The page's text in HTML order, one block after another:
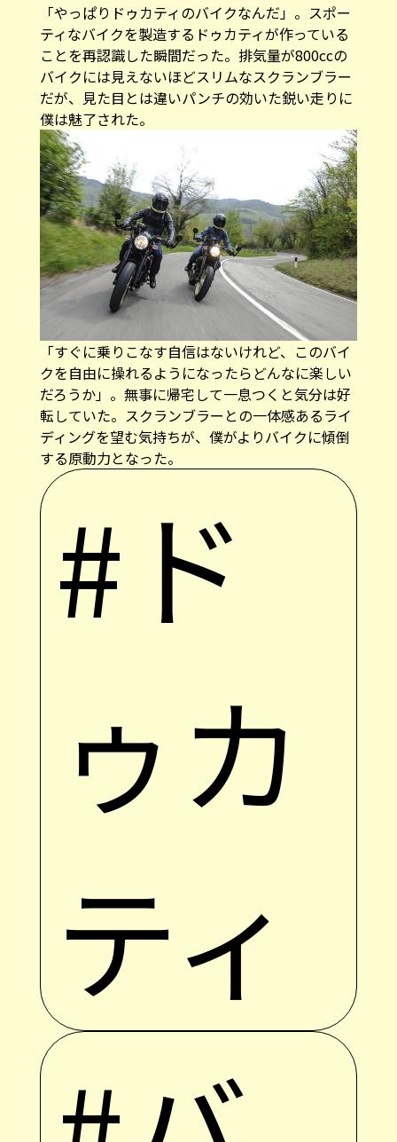
「やっぱりドゥカティのバイクなんだ」。スポー
ティなバイクを製造するドゥカティが作っている
ことを再認識した瞬間だった。排気量が800ccの
バイクには見えないほどスリムなスクランブラー
だが、見た目とは違いパンチの効いた鋭い走りに
僕は魅了された。
「すぐに乗りこなす自信はないけれど、このバイ
クを自由に操れるようになったらどんなに楽しい
だろうか」。無事に帰宅して一息つくと気分は好
転していた。スクランブラーとの一体感あるライ
ディングを望む気持ちが、僕がよりバイクに傾倒
する原動力となった。
#ド
ゥカ
ティ